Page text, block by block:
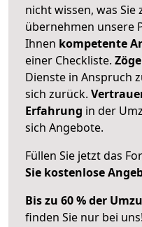
nicht wissen, was
übernehmen unsere
Ihnen kompetente
einer Checkliste.
Dienste in Anspruch
sich zurück.
Erfahrung in der
sich Angebote.
Füllen Sie jetzt das
Sie kostenlose
Bis zu 60 % der
finden Sie nur bei uns!